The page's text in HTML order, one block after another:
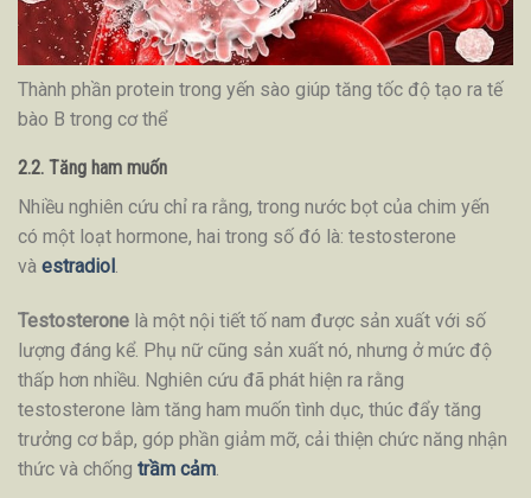
Thành phần protein trong yến sào giúp tăng tốc độ tạo ra tế
bào B trong cơ thể
2.2. Tăng ham muốn
Nhiều nghiên cứu chỉ ra rằng, trong nước bọt của chim yến
có một loạt hormone, hai trong số đó là: testosterone
và estradiol.
Testosterone là một nội tiết tố nam được sản xuất với số
lượng đáng kể. Phụ nữ cũng sản xuất nó, nhưng ở mức độ
thấp hơn nhiều. Nghiên cứu đã phát hiện ra rằng
testosterone làm tăng ham muốn tình dục, thúc đẩy tăng
trưởng cơ bắp, góp phần giảm mỡ, cải thiện chức năng nhận
thức và chống trầm cảm